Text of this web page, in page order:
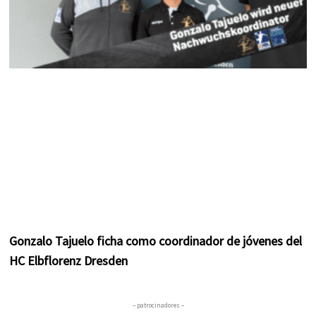
Gonzalo Tajuelo ficha como coordinador de jóvenes del
HC Elbflorenz Dresden
– patrocinadores –